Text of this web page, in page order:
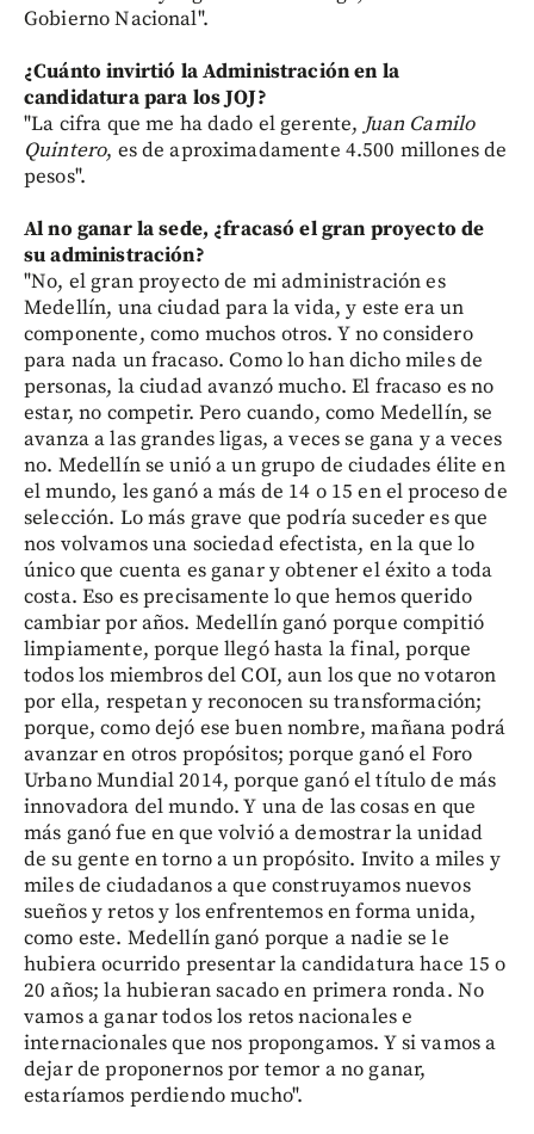
Gobierno Nacional".
¿Cuánto invirtió la Administración en la
candidatura para los JOJ?
"La cifra que me ha dado el gerente, Juan Camilo
Quintero, es de aproximadamente 4.500 millones de
pesos".
Al no ganar la sede, ¿fracasó el gran proyecto de
su administración?
"No, el gran proyecto de mi administración es
Medellín, una ciudad para la vida, y este era un
componente, como muchos otros. Y no considero
para nada un fracaso. Como lo han dicho miles de
personas, la ciudad avanzó mucho. El fracaso es no
estar, no competir. Pero cuando, como Medellín, se
avanza a las grandes ligas, a veces se gana y a veces
no. Medellín se unió a un grupo de ciudades élite en
el mundo, les ganó a más de 14 o 15 en el proceso de
selección. Lo más grave que podría suceder es que
nos volvamos una sociedad efectista, en la que lo
único que cuenta es ganar y obtener el éxito a toda
costa. Eso es precisamente lo que hemos querido
cambiar por años. Medellín ganó porque compitió
limpiamente, porque llegó hasta la final, porque
todos los miembros del COI, aun los que no votaron
por ella, respetan y reconocen su transformación;
porque, como dejó ese buen nombre, mañana podrá
avanzar en otros propósitos; porque ganó el Foro
Urbano Mundial 2014, porque ganó el título de más
innovadora del mundo. Y una de las cosas en que
más ganó fue en que volvió a demostrar la unidad
de su gente en torno a un propósito. Invito a miles y
miles de ciudadanos a que construyamos nuevos
sueños y retos y los enfrentemos en forma unida,
como este. Medellín ganó porque a nadie se le
hubiera ocurrido presentar la candidatura hace 15 o
20 años; la hubieran sacado en primera ronda. No
vamos a ganar todos los retos nacionales e
internacionales que nos propongamos. Y si vamos a
dejar de proponernos por temor a no ganar,
estaríamos perdiendo mucho".